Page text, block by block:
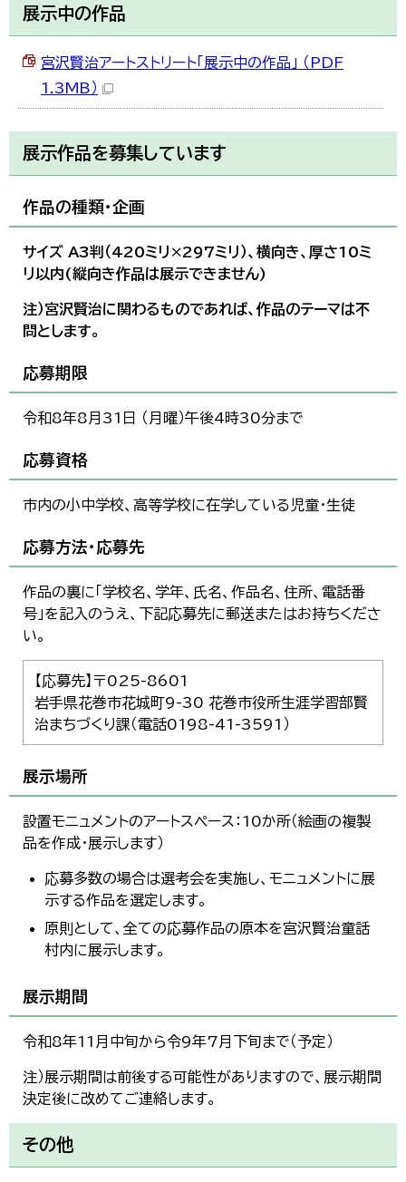
English
한국어
繁體中文
展示中の作品
宮沢賢治アートストリート「展示中の作品」 （PDF
1.3MB）
展示作品を募集しています
作品の種類・企画
サイズ A3判（420ミリ×297ミリ）、横向き、厚さ10ミ
リ以内(縦向き作品は展示できません)
注）宮沢賢治に関わるものであれば、作品のテーマは不
問とします。
応募期限
令和8年8月31日 （月曜）午後4時30分まで
応募資格
市内の小中学校、高等学校に在学している児童・生徒
応募方法・応募先
作品の裏に「学校名、学年、氏名、作品名、住所、電話番
号」を記入のうえ、下記応募先に郵送またはお持ちくださ
い。
【応募先】〒025-8601
岩手県花巻市花城町9-30 花巻市役所生涯学習部賢
治まちづくり課（電話0198-41-3591）
展示場所
設置モニュメントのアートスペース：10か所（絵画の複製
品を作成・展示します）
応募多数の場合は選考会を実施し、モニュメントに展
示する作品を選定します。
原則として、全ての応募作品の原本を宮沢賢治童話
村内に展示します。
展示期間
令和8年11月中旬から令9年7月下旬まで（予定）
注）展示期間は前後する可能性がありますので、展示期間
決定後に改めてご連絡します。
その他